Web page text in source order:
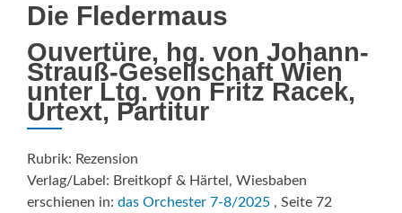
Die Fledermaus
Ouvertüre, hg. von Johann-
Strauß-Gesellschaft Wien
unter Ltg. von Fritz Racek,
Urtext, Partitur
Rubrik: Rezension
Verlag/Label: Breitkopf & Härtel, Wiesbaben
erschienen in: das Orchester 7-8/2025 , Seite 72